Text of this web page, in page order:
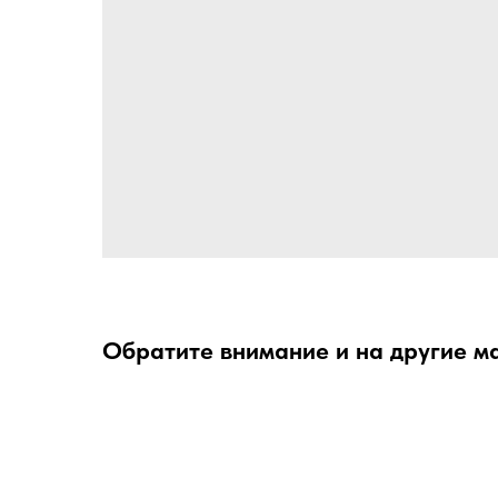
Обратите внимание и на другие